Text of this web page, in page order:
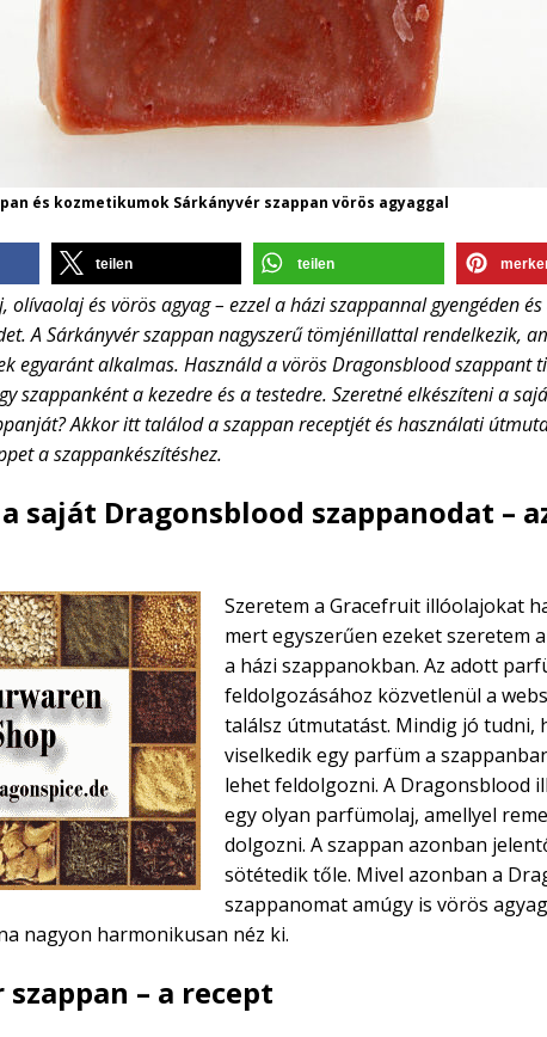
és kozmetikumok Sárkányvér szappan vörös agyaggal
teilen teilen
olívaolaj és vörös agyag – ezzel a házi szappannal gyengéden
A Sárkányvér szappan nagyszerű tömjénillattal rendelkezik,
egyaránt alkalmas. Használd a vörös Dragonsblood szappant
szappanként a kezedre és a testedre. Szeretné elkészíteni a
Akkor itt találod a szappan receptjét és használati
a szappankészítéshez.
saját Dragonsblood szappanodat –
Szeretem a Gracefruit illóolajokat
mert egyszerűen ezeket szeretem
a házi szappanokban. Az adott
feldolgozásához közvetlenül a
találsz útmutatást. Mindig jó tudni,
viselkedik egy parfüm a
lehet feldolgozni. A Dragonsblood
egy olyan parfümolaj, amellyel
dolgozni. A szappan azonban
sötétedik tőle. Mivel azonban a
szappanomat amúgy is vörös
nagyon harmonikusan néz ki.
– a recept